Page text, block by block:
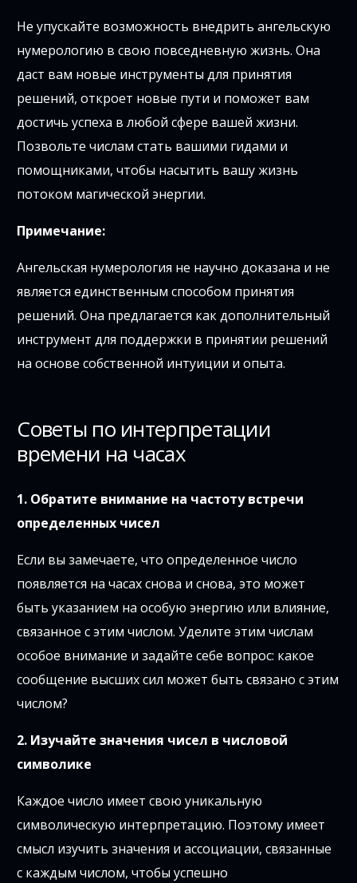
Не упускайте возможность внедрить ангельскую
нумерологию в свою повседневную жизнь. Она
даст вам новые инструменты для принятия
решений, откроет новые пути и поможет вам
достичь успеха в любой сфере вашей жизни.
Позвольте числам стать вашими гидами и
помощниками, чтобы насытить вашу жизнь
потоком магической энергии.
Примечание:
Ангельская нумерология не научно доказана и не
является единственным способом принятия
решений. Она предлагается как дополнительный
инструмент для поддержки в принятии решений
на основе собственной интуиции и опыта.
Советы по интерпретации
времени на часах
1. Обратите внимание на частоту встречи
определенных чисел
Если вы замечаете, что определенное число
появляется на часах снова и снова, это может
быть указанием на особую энергию или влияние,
связанное с этим числом. Уделите этим числам
особое внимание и задайте себе вопрос: какое
сообщение высших сил может быть связано с этим
числом?
2. Изучайте значения чисел в числовой
символике
Каждое число имеет свою уникальную
символическую интерпретацию. Поэтому имеет
смысл изучить значения и ассоциации, связанные
с каждым числом, чтобы успешно